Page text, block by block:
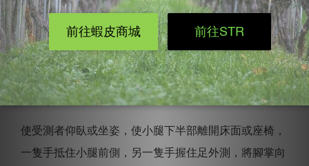
【方法二】內翻壓力測試(Varus
stress test)
使受測者仰臥或坐姿，使小腿下半部離開床面或座椅，
一隻手抵住小腿前側，另一隻手握住足外測，將腳掌向